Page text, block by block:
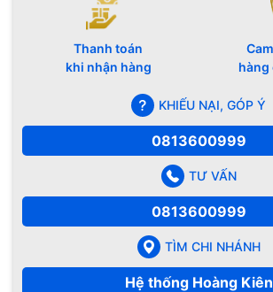
Thanh toán
khi nhận hàng
hàng
KHIẾU NẠI, GÓP Ý
0813600999
TƯ VẤN
0813600999
TÌM CHI NHÁNH
Hệ thống Hoàng Kiên